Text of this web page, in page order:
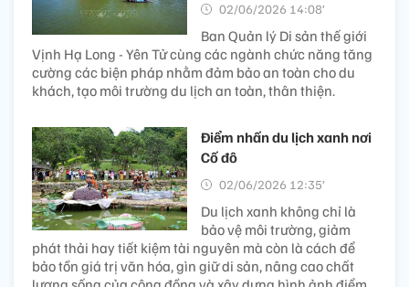
02/06/2026 14:08’
Ban Quản lý Di sản thế giới
Vịnh Hạ Long - Yên Tử cùng các ngành chức năng tăng
cường các biện pháp nhằm đảm bảo an toàn cho du
khách, tạo môi trường du lịch an toàn, thân thiện.
Điểm nhấn du lịch xanh nơi
Cố đô
02/06/2026 12:35’
Du lịch xanh không chỉ là
bảo vệ môi trường, giảm
phát thải hay tiết kiệm tài nguyên mà còn là cách để
bảo tồn giá trị văn hóa, gìn giữ di sản, nâng cao chất